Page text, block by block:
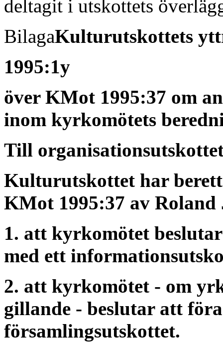
deltagit i utskottets
BilagaKulturutskottets
1995:1y
över KMot 1995:37 om
inom kyrkomötets
Till
Kulturutskottet har
KMot 1995:37 av Roland
1. att kyrkomötet
med ett
2. att kyrkomötet - om
gillande - beslutar att
församlingsutskottet.